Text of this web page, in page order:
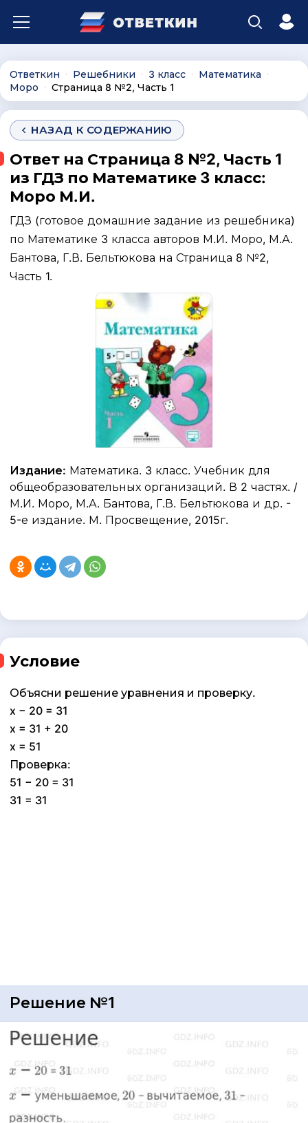
Ответкин ∙ Решебники ∙ 3 класс ∙ Математика ∙
Моро ∙ Страница 8 №2, Часть 1
НАЗАД К СОДЕРЖАНИЮ
Ответ на Страница 8 №2, Часть 1
из ГДЗ по Математике 3 класс:
Моро М.И.
ГДЗ (готовое домашние задание из решебника)
по Математике 3 класса авторов М.И. Моро, М.А.
Бантова, Г.В. Бельтюкова на Страница 8 №2,
Часть 1.
Издание: Математика. 3 класс. Учебник для
общеобразовательных организаций. В 2 частях. /
М.И. Моро, М.А. Бантова, Г.В. Бельтюкова и др. -
5-е издание. М. Просвещение, 2015г.
Условие
Объясни решение уравнения и проверку.
x − 20 = 31
x = 31 + 20
x = 51
Проверка:
51 − 20 = 31
31 = 31
Решение №1